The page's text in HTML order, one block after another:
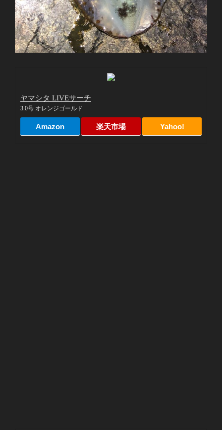
ヤマシタ LIVEサーチ
3.0号 オレンジゴールド
Amazon 楽天市場 Yahoo!